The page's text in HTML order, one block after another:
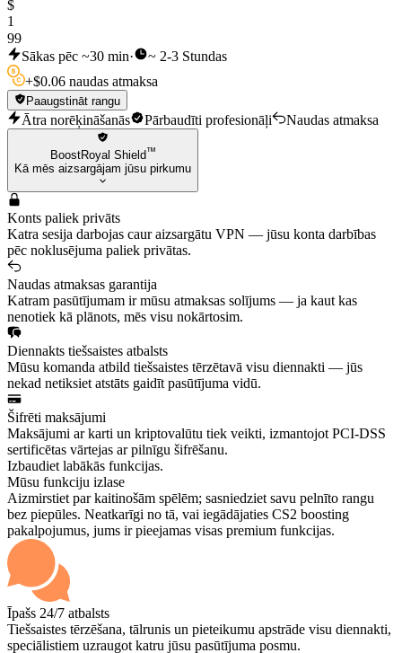
$
1
99
Sākas pēc ~30 min·
~ 2-3 Stundas
+$0.06 naudas atmaksa
Paaugstināt rangu
Ātra norēķināšanās Pārbaudīti profesionāļi Naudas atmaksa
BoostRoyal Shield™
Kā mēs aizsargājam jūsu pirkumu
Konts paliek privāts
Katra sesija darbojas caur aizsargātu VPN — jūsu konta darbības
pēc noklusējuma paliek privātas.
Naudas atmaksas garantija
Katram pasūtījumam ir mūsu atmaksas solījums — ja kaut kas
nenotiek kā plānots, mēs visu nokārtosim.
Diennakts tiešsaistes atbalsts
Mūsu komanda atbild tiešsaistes tērzētavā visu diennakti — jūs
nekad netiksiet atstāts gaidīt pasūtījuma vidū.
Šifrēti maksājumi
Maksājumi ar karti un kriptovalūtu tiek veikti, izmantojot PCI-DSS
sertificētas vārtejas ar pilnīgu šifrēšanu.
Izbaudiet labākās funkcijas.
Mūsu funkciju izlase
Aizmirstiet par kaitinošām spēlēm; sasniedziet savu pelnīto rangu
bez piepūles. Neatkarīgi no tā, vai iegādājaties CS2 boosting
pakalpojumus, jums ir pieejamas visas premium funkcijas.
Īpašs 24/7 atbalsts
Tiešsaistes tērzēšana, tālrunis un pieteikumu apstrāde visu diennakti,
speciālistiem uzraugot katru jūsu pasūtījuma posmu.